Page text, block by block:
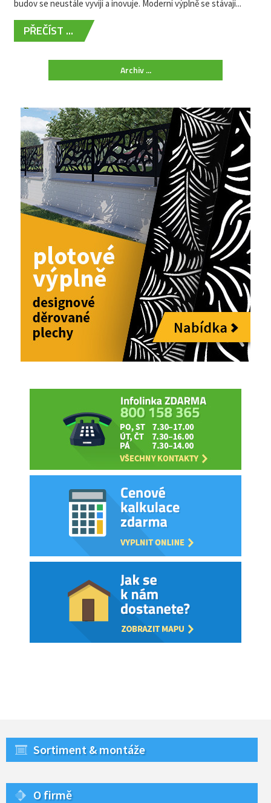
budov se neustále vyvíjí a inovuje. Moderní výplně se stávají...
PŘEČÍST ...
Archiv ...
Sortiment & montáže
O firmě